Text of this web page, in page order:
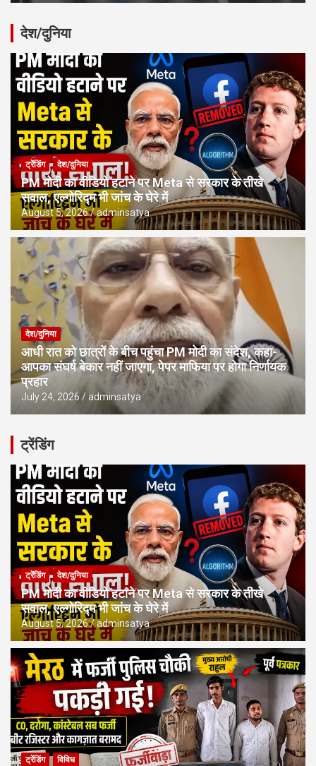
देश/दुनिया
ट्रेंडिंग देश/दुनिया
PM मोदी का वीडियो हटाने पर Meta से सरकार के तीखे
सवाल, एल्गोरिद्म भी जांच के घेरे में
August 5, 2026 adminsatya
देश/दुनिया
आधी रात को छात्रों के बीच पहुंचा PM मोदी का संदेश, कहा-
आपका संघर्ष बेकार नहीं जाएगा, पेपर माफिया पर होगा निर्णायक
प्रहार
July 24, 2026 adminsatya
ट्रेंडिंग
ट्रेंडिंग देश/दुनिया
PM मोदी का वीडियो हटाने पर Meta से सरकार के तीखे
सवाल, एल्गोरिद्म भी जांच के घेरे में
August 5, 2026 adminsatya
ट्रेंडिंग विविध